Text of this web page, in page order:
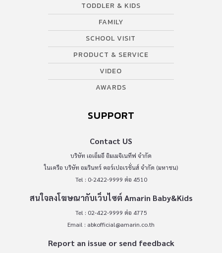
TODDLER & KIDS
FAMILY
SCHOOL VISIT
PRODUCT & SERVICE
VIDEO
AWARDS
SUPPORT
Contact US
บริษัท เอเอ็มอี อิมเมจิเนทีฟ จำกัด
ในเครือ บริษัท อมรินทร์ คอร์เปอเรชั่นส์ จำกัด (มหาชน)
Tel : 0-2422-9999 ต่อ 4510
สนใจลงโฆษณากับเว็บไซต์ Amarin Baby&Kids
Tel : 02-422-9999 ต่อ 4775
Email : abkofficial@amarin.co.th
Report an issue or send feedback